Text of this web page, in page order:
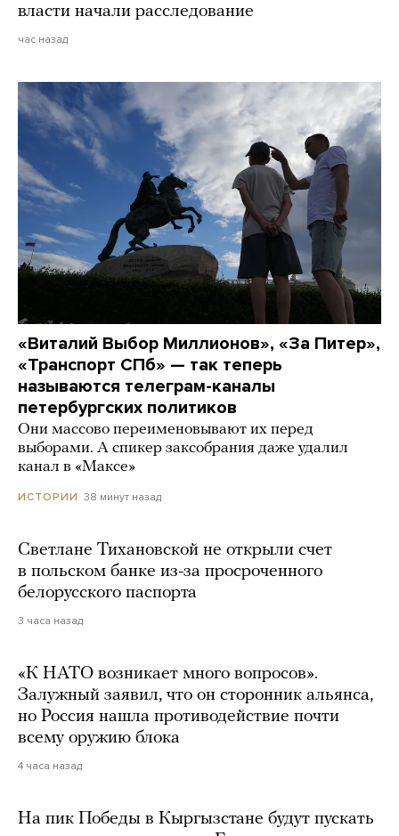
власти начали расследование
час назад
«Виталий Выбор Миллионов», «За Питер»,
«Транспорт СПб» — так теперь
называются телеграм-каналы
петербургских политиков
Они массово переименовывают их перед
выборами. А спикер заксобрания даже удалил
канал в «Максе»
ИСТОРИИ 38 минут назад
Светлане Тихановской не открыли счет
в польском банке из-за просроченного
белорусского паспорта
3 часа назад
«К НАТО возникает много вопросов».
Залужный заявил, что он сторонник альянса,
но Россия нашла противодействие почти
всему оружию блока
4 часа назад
На пик Победы в Кыргызстане будут пускать